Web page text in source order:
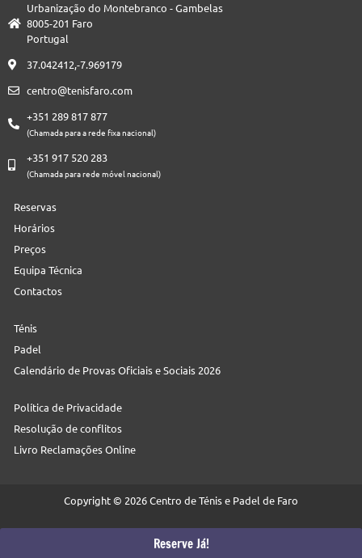
Reserve Já!
Urbanização do Montebranco - Gambelas
8005-201 Faro
Portugal
37.042412,-7.969179
centro@tenisfaro.com
+351 289 817 877
(Chamada para a rede fixa nacional)
+351 917 520 283
(Chamada para rede móvel nacional)
Reservas
Horários
Preços
Equipa Técnica
Contactos
Ténis
Padel
Calendário de Provas Oficiais e Sociais 2026
Política de Privacidade
Resolução de conflitos
Livro Reclamações Online
Copyright © 2026 Centro de Ténis e Padel de Faro
Web:Neteuro